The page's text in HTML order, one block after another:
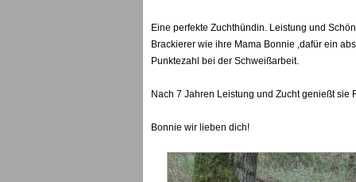
Eine perfekte Zuchthündin. Leistung und
Brackierer wie ihre Mama Bonnie ,dafür ein
Punktezahl bei der Schweißarbeit.
Nach 7 Jahren Leistung und Zucht genießt sie
Bonnie wir lieben dich!